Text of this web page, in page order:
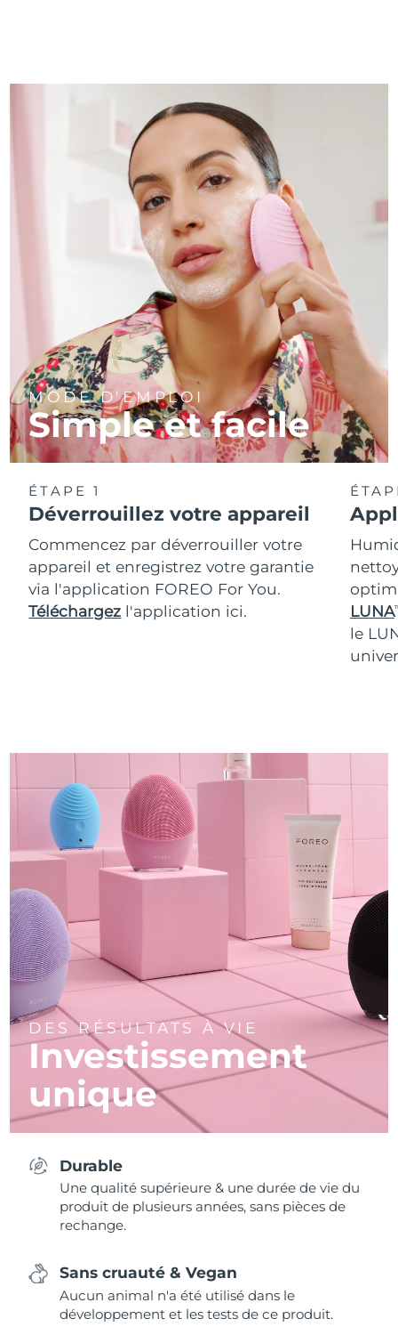
MODE D'EMPLOI
Simple et facile
ÉTAPE 1
Déverrouillez votre appareil
Commencez par déverrouiller votre
appareil et enregistrez votre garantie
via l'application FOREO For You.
Téléchargez l'application ici.
LUNA
le
DES RÉSULTATS À VIE
Investissement
unique
Durable
Une qualité supérieure & une durée de vie du
produit de plusieurs années, sans pièces de
rechange.
Sans cruauté & Vegan
Aucun animal n'a été utilisé dans le
développement et les tests de ce produit.